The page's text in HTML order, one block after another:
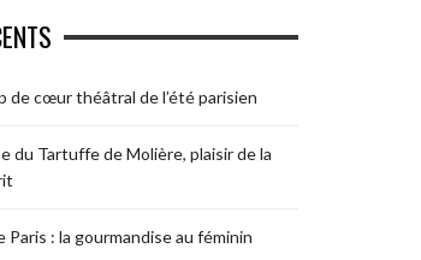
de cœur théâtral de l’été parisien
du Tartuffe de Molière, plaisir de la
Paris : la gourmandise au féminin